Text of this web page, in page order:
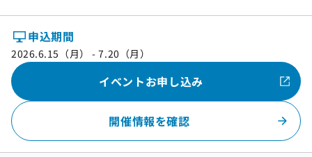
申込期間
2026.6.15（月） - 7.20（月）
開催情報を確認
イベントお申し込み